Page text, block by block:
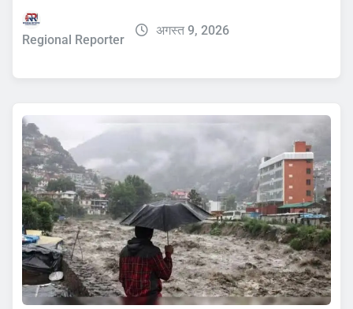
Regional Reporter
अगस्त 9, 2026